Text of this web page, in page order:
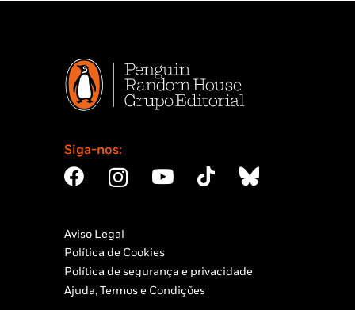
Siga-nos:
Aviso Legal
Política de Cookies
Política de segurança e privacidade
Ajuda, Termos e Condições